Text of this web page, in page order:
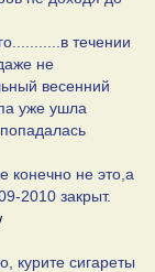
течении
не
весенний
уже ушла
конечно не это,а
2010 закрыт.
курите сигареты